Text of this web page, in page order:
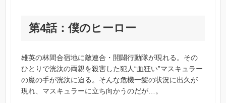
第4話：僕のヒーロー
雄英の林間合宿地に敵連合・開闢行動隊が現れる。その
ひとりで洸汰の両親を殺害した犯人“血狂い”マスキュラー
の魔の手が洸汰に迫る。そんな危機一髪の状況に出久が
現れ、マスキュラーに立ち向かうのだが…。